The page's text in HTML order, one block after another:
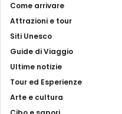
Come arrivare
Attrazioni e tour
Siti Unesco
Guide di Viaggio
Ultime notizie
Tour ed Esperienze
Arte e cultura